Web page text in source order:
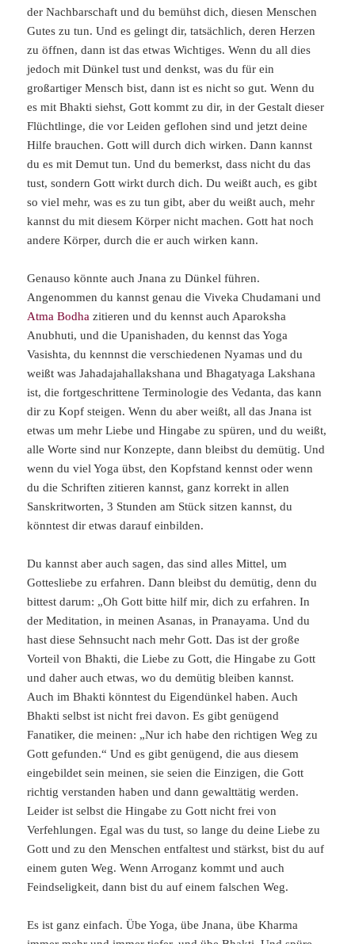
der Nachbarschaft und du bemühst dich, diesen Menschen
Gutes zu tun. Und es gelingt dir, tatsächlich, deren Herzen
zu öffnen, dann ist das etwas Wichtiges. Wenn du all dies
jedoch mit Dünkel tust und denkst, was du für ein
großartiger Mensch bist, dann ist es nicht so gut. Wenn du
es mit Bhakti siehst, Gott kommt zu dir, in der Gestalt dieser
Flüchtlinge, die vor Leiden geflohen sind und jetzt deine
Hilfe brauchen. Gott will durch dich wirken. Dann kannst
du es mit Demut tun. Und du bemerkst, dass nicht du das
tust, sondern Gott wirkt durch dich. Du weißt auch, es gibt
so viel mehr, was es zu tun gibt, aber du weißt auch, mehr
kannst du mit diesem Körper nicht machen. Gott hat noch
andere Körper, durch die er auch wirken kann.
Genauso könnte auch Jnana zu Dünkel führen.
Angenommen du kannst genau die Viveka Chudamani und
Atma Bodha zitieren und du kennst auch Aparoksha
Anubhuti, und die Upanishaden, du kennst das Yoga
Vasishta, du kennnst die verschiedenen Nyamas und du
weißt was Jahadajahallakshana und Bhagatyaga Lakshana
ist, die fortgeschrittene Terminologie des Vedanta, das kann
dir zu Kopf steigen. Wenn du aber weißt, all das Jnana ist
etwas um mehr Liebe und Hingabe zu spüren, und du weißt,
alle Worte sind nur Konzepte, dann bleibst du demütig. Und
wenn du viel Yoga übst, den Kopfstand kennst oder wenn
du die Schriften zitieren kannst, ganz korrekt in allen
Sanskritworten, 3 Stunden am Stück sitzen kannst, du
könntest dir etwas darauf einbilden.
Du kannst aber auch sagen, das sind alles Mittel, um
Gottesliebe zu erfahren. Dann bleibst du demütig, denn du
bittest darum: „Oh Gott bitte hilf mir, dich zu erfahren. In
der Meditation, in meinen Asanas, in Pranayama. Und du
hast diese Sehnsucht nach mehr Gott. Das ist der große
Vorteil von Bhakti, die Liebe zu Gott, die Hingabe zu Gott
und daher auch etwas, wo du demütig bleiben kannst.
Auch im Bhakti könntest du Eigendünkel haben. Auch
Bhakti selbst ist nicht frei davon. Es gibt genügend
Fanatiker, die meinen: „Nur ich habe den richtigen Weg zu
Gott gefunden.“ Und es gibt genügend, die aus diesem
eingebildet sein meinen, sie seien die Einzigen, die Gott
richtig verstanden haben und dann gewalttätig werden.
Leider ist selbst die Hingabe zu Gott nicht frei von
Verfehlungen. Egal was du tust, so lange du deine Liebe zu
Gott und zu den Menschen entfaltest und stärkst, bist du auf
einem guten Weg. Wenn Arroganz kommt und auch
Feindseligkeit, dann bist du auf einem falschen Weg.
Es ist ganz einfach. Übe Yoga, übe Jnana, übe Kharma